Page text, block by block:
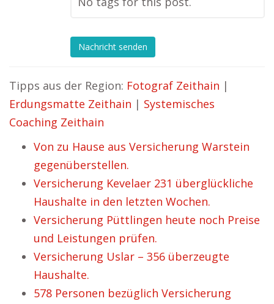
Nachricht senden
Tipps aus der Region: Fotograf Zeithain |
Erdungsmatte Zeithain | Systemisches
Coaching Zeithain
Von zu Hause aus Versicherung Warstein
gegenüberstellen.
Versicherung Kevelaer 231 überglückliche
Haushalte in den letzten Wochen.
Versicherung Püttlingen heute noch Preise
und Leistungen prüfen.
Versicherung Uslar – 356 überzeugte
Haushalte.
578 Personen bezüglich Versicherung